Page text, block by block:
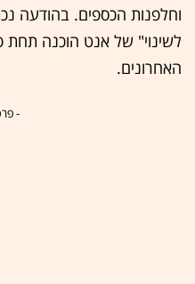
וחלפנות הכספים. בהודעה
לשינוי" של אנט הוכנה תחת
האחרונים.
-